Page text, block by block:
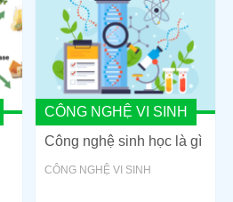
CÔNG NGHỆ VI SINH
Công nghệ sinh học là gì
CÔNG NGHỆ VI SINH